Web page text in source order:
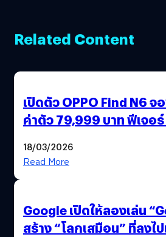
Related Content
เปิดตัว OPPO Find N6 จ
ค่าตัว 79,999 บาท ฟีเจอร์
18/03/2026
Read More
Google เปิดให้ลองเล่น
สร้าง “โลกเสมือน” ที่ลงไ